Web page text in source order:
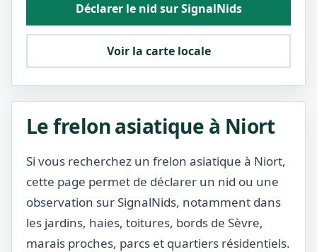
Déclarer le nid sur SignalNids
Voir la carte locale
Le frelon asiatique à Niort
Si vous recherchez un frelon asiatique à Niort,
cette page permet de déclarer un nid ou une
observation sur SignalNids, notamment dans
les jardins, haies, toitures, bords de Sèvre,
marais proches, parcs et quartiers résidentiels.